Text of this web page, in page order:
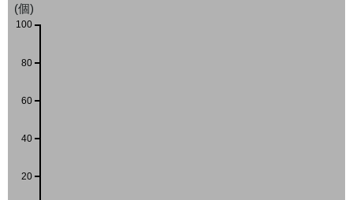
(個)
20
40
60
80
100